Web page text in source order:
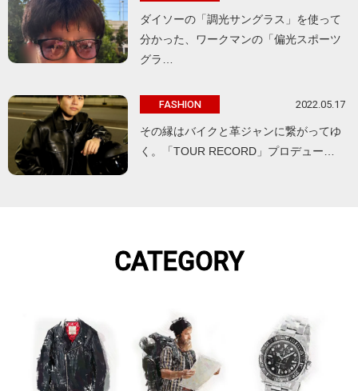
ダイソーの「調光サングラス」を使って
分かった、ワークマンの「偏光スポーツ
グラ…
FASHION 2022.05.17
その縁はバイクと革ジャンに繋がってゆ
く。「TOUR RECORD」プロデュー…
CATEGORY